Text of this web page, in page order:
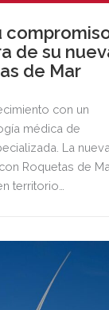
de su
de Mar
con un
médica de
La
Roquetas de
territorio